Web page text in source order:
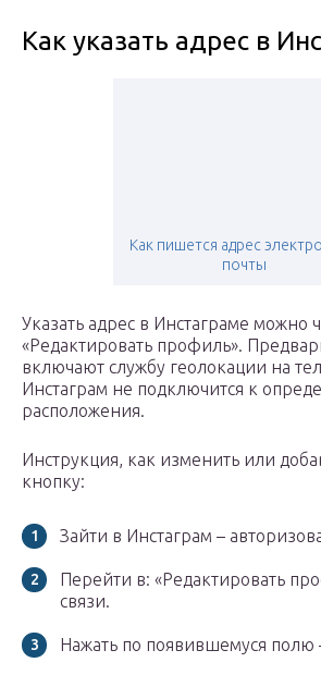
Как указать адрес в
Как пишется адрес
почты
Указать адрес в Инстаграме можно
«Редактировать профиль».
включают службу геолокации на
Инстаграм не подключится к
расположения.
Инструкция, как изменить или
кнопку:
Зайти в Инстаграм –
Перейти в: «Редактировать
связи.
Нажать по появившемуся полю